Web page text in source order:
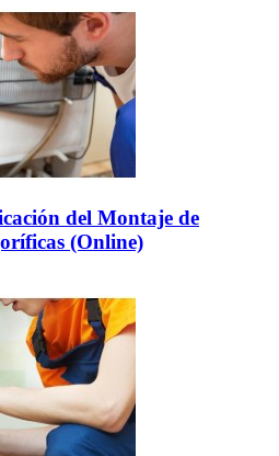
del Montaje de
(Online)